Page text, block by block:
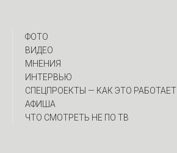
ФОТО
ВИДЕО
МНЕНИЯ
ИНТЕРВЬЮ
CПЕЦПРОЕКТЫ — КАК ЭТО РАБОТАЕТ
АФИША
ЧТО СМОТРЕТЬ НЕ ПО ТВ